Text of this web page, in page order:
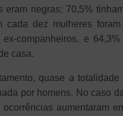
eram negras; 70,5%
cada dez mulheres
companheiros, e
casa.
quase a totalidade
por homens. No caso
aumentaram